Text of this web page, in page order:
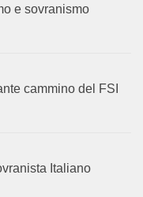
e sovranismo
cammino del FSI
Italiano